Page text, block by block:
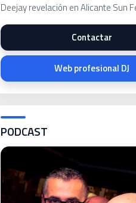
Deejay revelación en Alicante Sun
Contactar
Web profesional DJ
PODCAST